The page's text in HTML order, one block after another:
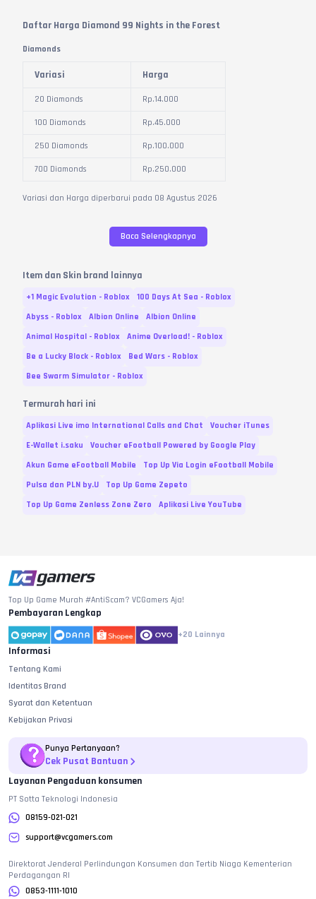
Virtual Account, Maybank Virtual Account, CIMB NIAGA, BSI Virtual
Account, Permata Virtual Account, ATM Bersama, Neo Commerce,
Kartu Kredit, dan Alfamart).
murah, cek Promo VCGamers [Klik Di Sini
yang tersedia, klik "Baca Selengkapnya" untuk informasi lebih lanjut.
Klik "Bayar", lalu selesaikan proses pembayaran sesuai petunjuk
Setelah pembayaran selesai, pesanan akan diproses dan Diamond
Konfirmasi pesanan setelah diterima, dan berikan ulasan positif
terbaik.
Daftar Harga Diamond 99 Nights in the Forest
Diamonds
Variasi Harga
20 Diamonds Rp.14.000
100 Diamonds Rp.45.000
250 Diamonds Rp.100.000
700 Diamonds Rp.250.000
Variasi dan Harga diperbarui pada 08 Agustus 2026
Baca Selengkapnya
Item dan Skin brand lainnya
+1 Magic Evolution - Roblox
100 Days At Sea - Roblox
Abyss - Roblox
Albion Online
Albion Online
Animal Hospital - Roblox
Anime Overload! - Roblox
Be a Lucky Block - Roblox
Bed Wars - Roblox
Bee Swarm Simulator - Roblox
Termurah hari ini
Aplikasi Live imo International Calls and Chat
Voucher iTunes
E-Wallet i.saku
Voucher eFootball Powered by Google Play
Akun Game eFootball Mobile
Top Up Via Login eFootball Mobile
Pulsa dan PLN by.U
Top Up Game Zepeto
Top Up Game Zenless Zone Zero
Aplikasi Live YouTube
Top Up Game Murah #AntiScam? VCGamers Aja!
Pembayaran Lengkap
+20 Lainnya
Informasi
Tentang Kami
Identitas Brand
Syarat dan Ketentuan
Kebijakan Privasi
Punya Pertanyaan?
Cek Pusat Bantuan
Layanan Pengaduan konsumen
PT Sotta Teknologi Indonesia
08159-021-021
support@vcgamers.com
Direktorat Jenderal Perlindungan Konsumen dan Tertib Niaga Kementerian
Perdagangan RI
0853-1111-1010